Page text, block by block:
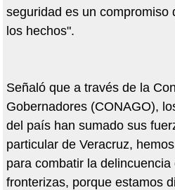
seguridad es un compromiso
los hechos".
Señaló que a través de la
Gobernadores (CONAGO),
del país han sumado sus
particular de Veracruz,
para combatir la
fronterizas, porque estamos